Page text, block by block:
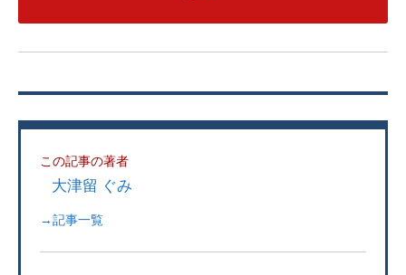
この記事の著者
大津留 ぐみ
→記事一覧